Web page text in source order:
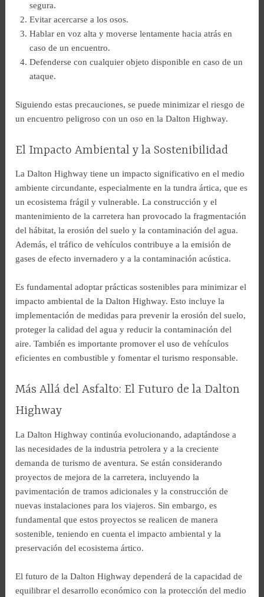
segura.
Evitar acercarse a los osos.
Hablar en voz alta y moverse lentamente hacia atrás en
caso de un encuentro.
Defenderse con cualquier objeto disponible en caso de un
ataque.
Siguiendo estas precauciones, se puede minimizar el riesgo de
un encuentro peligroso con un oso en la Dalton Highway.
El Impacto Ambiental y la Sostenibilidad
La Dalton Highway tiene un impacto significativo en el medio
ambiente circundante, especialmente en la tundra ártica, que es
un ecosistema frágil y vulnerable. La construcción y el
mantenimiento de la carretera han provocado la fragmentación
del hábitat, la erosión del suelo y la contaminación del agua.
Además, el tráfico de vehículos contribuye a la emisión de
gases de efecto invernadero y a la contaminación acústica.
Es fundamental adoptar prácticas sostenibles para minimizar el
impacto ambiental de la Dalton Highway. Esto incluye la
implementación de medidas para prevenir la erosión del suelo,
proteger la calidad del agua y reducir la contaminación del
aire. También es importante promover el uso de vehículos
eficientes en combustible y fomentar el turismo responsable.
Más Allá del Asfalto: El Futuro de la Dalton
Highway
La Dalton Highway continúa evolucionando, adaptándose a
las necesidades de la industria petrolera y a la creciente
demanda de turismo de aventura. Se están considerando
proyectos de mejora de la carretera, incluyendo la
pavimentación de tramos adicionales y la construcción de
nuevas instalaciones para los viajeros. Sin embargo, es
fundamental que estos proyectos se realicen de manera
sostenible, teniendo en cuenta el impacto ambiental y la
preservación del ecosistema ártico.
El futuro de la Dalton Highway dependerá de la capacidad de
equilibrar el desarrollo económico con la protección del medio